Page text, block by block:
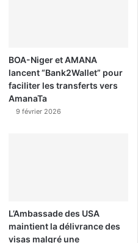
BOA-Niger et AMANA
lancent “Bank2Wallet” pour
faciliter les transferts vers
AmanaTa
9 février 2026
L’Ambassade des USA
maintient la délivrance des
visas malgré une